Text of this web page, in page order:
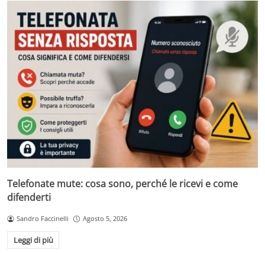
Telefonate mute: cosa sono, perché le ricevi e come
difenderti
Sandro Faccinelli Agosto 5, 2026
Leggi di più